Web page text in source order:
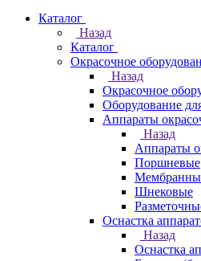
Каталог
Назад
Каталог
Окрасочное
Назад
Окрасочное
Оборудование
Аппараты
Назад
Аппараты
Поршневые
Шнековые
Оснастка
Назад
Оснастка